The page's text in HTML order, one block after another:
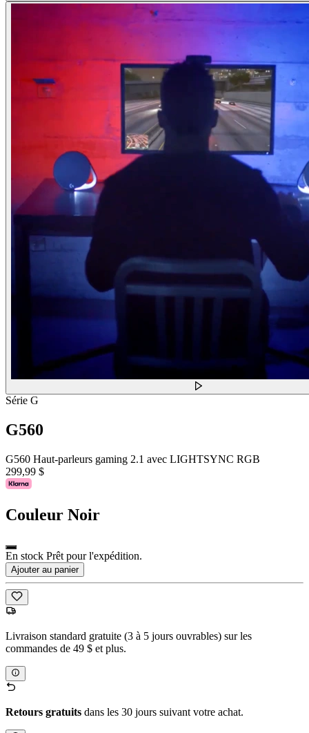
Série G
G560
G560 Haut-parleurs gaming 2.1 avec LIGHTSYNC RGB
299,99 $
Couleur Noir
En stock Prêt pour l'expédition.
Ajouter au panier
Livraison standard gratuite (3 à 5 jours ouvrables) sur les
commandes de 49 $ et plus.
Retours gratuits dans les 30 jours suivant votre achat.